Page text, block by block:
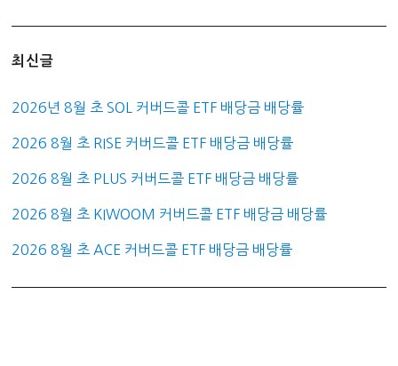
최신글
2026년 8월 초 SOL 커버드콜 ETF 배당금 배당률
2026 8월 초 RISE 커버드콜 ETF 배당금 배당률
2026 8월 초 PLUS 커버드콜 ETF 배당금 배당률
2026 8월 초 KIWOOM 커버드콜 ETF 배당금 배당률
2026 8월 초 ACE 커버드콜 ETF 배당금 배당률